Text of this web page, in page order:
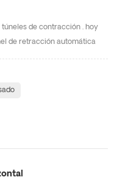
de contracción . hoy
de retracción automática
hay algunos elementos a
de túnel de contracción es el